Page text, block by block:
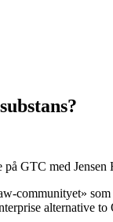
GTC med
alternative to